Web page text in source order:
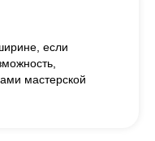
если
мастерской